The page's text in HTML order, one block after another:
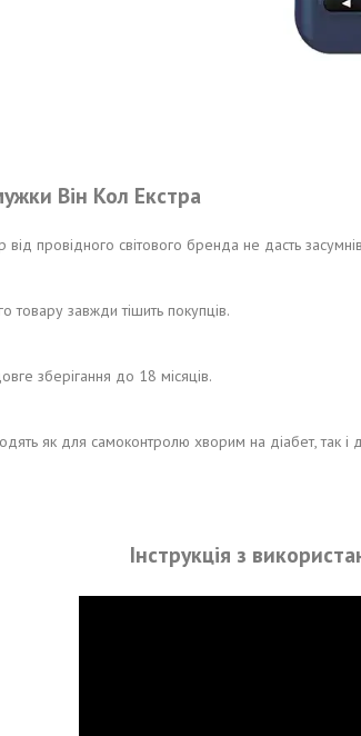
Він Кол Екстра
від провідного світового бренда не дасть
товару завжди тішить покупців.
зберігання до 18 місяців.
як для самоконтролю хворим на діабет, так і
Інструкція з